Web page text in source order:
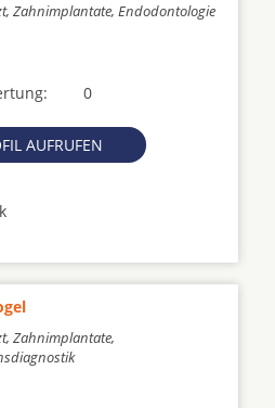
Zahnimplantate, Endodontologie
0
AUFRUFEN
Zahnimplantate,